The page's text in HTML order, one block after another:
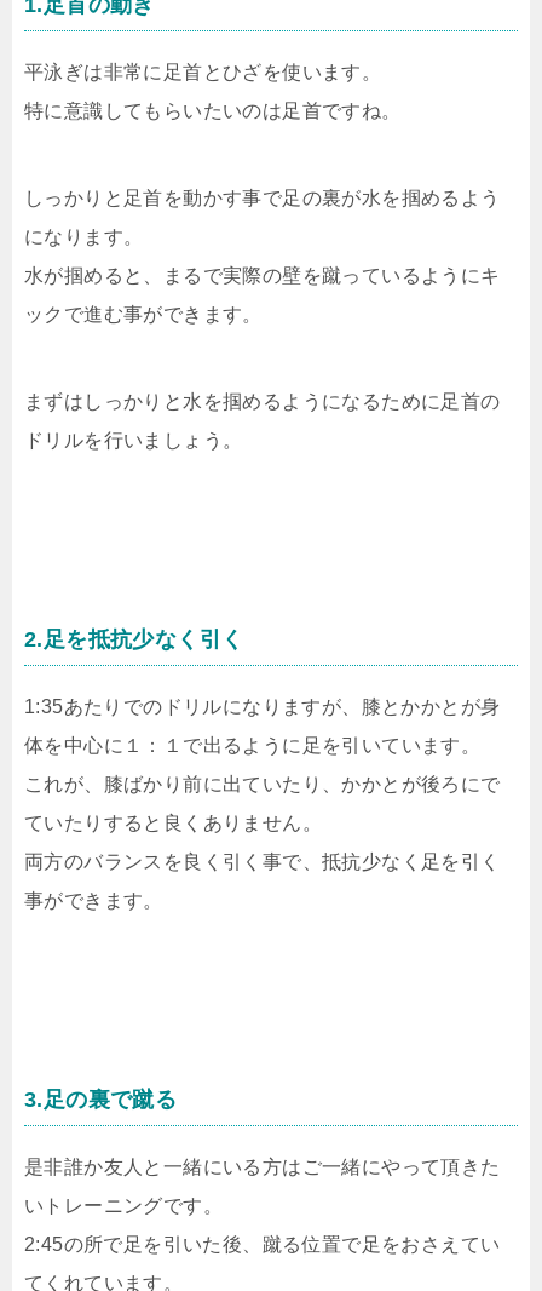
1.足首の動き
平泳ぎは非常に足首とひざを使います。
特に意識してもらいたいのは足首ですね。
しっかりと足首を動かす事で足の裏が水を掴めるよう
になります。
水が掴めると、まるで実際の壁を蹴っているようにキ
ックで進む事ができます。
まずはしっかりと水を掴めるようになるために足首の
ドリルを行いましょう。
2.足を抵抗少なく引く
1:35あたりでのドリルになりますが、膝とかかとが身
体を中心に１：１で出るように足を引いています。
これが、膝ばかり前に出ていたり、かかとが後ろにで
ていたりすると良くありません。
両方のバランスを良く引く事で、抵抗少なく足を引く
事ができます。
3.足の裏で蹴る
是非誰か友人と一緒にいる方はご一緒にやって頂きた
いトレーニングです。
2:45の所で足を引いた後、蹴る位置で足をおさえてい
てくれています。